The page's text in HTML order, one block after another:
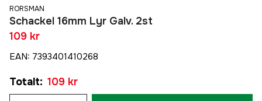
RORSMAN
Schackel 16mm Lyr Galv. 2st
109 kr
EAN: 7393401410268
Totalt: 109 kr